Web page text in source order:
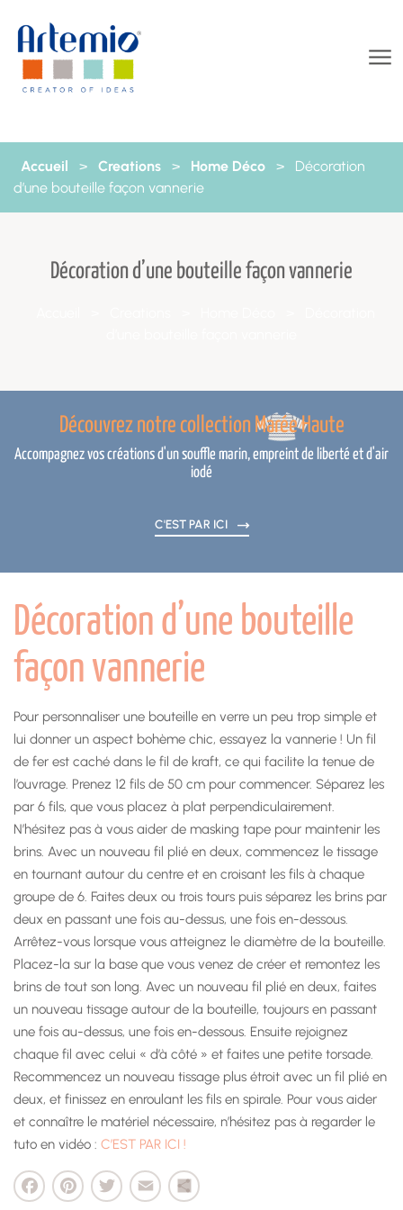
Accueil > Creations > Home Déco >
Décoration
d’une bouteille façon vannerie
Décoration d’une bouteille façon vannerie
Découvrez notre collection Marée Haute
Accompagnez vos créations d'un souffle marin, empreint de liberté et d'air
iodé
C'EST PAR ICI
Décoration d’une bouteille
façon vannerie
Pour personnaliser une bouteille en verre un peu trop simple et
lui donner un aspect bohème chic, essayez la vannerie ! Un fil
de fer est caché dans le fil de kraft, ce qui facilite la tenue de
l’ouvrage. Prenez 12 fils de 50 cm pour commencer. Séparez les
par 6 fils, que vous placez à plat perpendiculairement.
N’hésitez pas à vous aider de masking tape pour maintenir les
brins. Avec un nouveau fil plié en deux, commencez le tissage
en tournant autour du centre et en croisant les fils à chaque
groupe de 6. Faites deux ou trois tours puis séparez les brins par
deux en passant une fois au-dessus, une fois en-dessous.
Arrêtez-vous lorsque vous atteignez le diamètre de la bouteille.
Placez-la sur la base que vous venez de créer et remontez les
brins de tout son long. Avec un nouveau fil plié en deux, faites
un nouveau tissage autour de la bouteille, toujours en passant
une fois au-dessus, une fois en-dessous. Ensuite rejoignez
chaque fil avec celui « d’à côté » et faites une petite torsade.
Recommencez un nouveau tissage plus étroit avec un fil plié en
deux, et finissez en enroulant les fils en spirale. Pour vous aider
et connaître le matériel nécessaire, n’hésitez pas à regarder le
tuto en vidéo : C’EST PAR ICI !